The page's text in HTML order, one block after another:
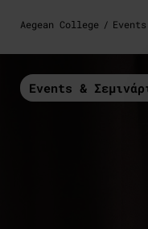
Aegean College Events
Events &